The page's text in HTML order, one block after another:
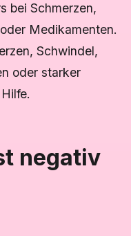
bei Schmerzen,
Medikamenten.
Schwindel,
oder starker
negativ